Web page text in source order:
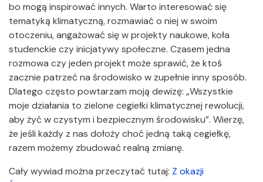
bo mogą inspirować innych. Warto interesować się
tematyką klimatyczną, rozmawiać o niej w swoim
otoczeniu, angażować się w projekty naukowe, koła
studenckie czy inicjatywy społeczne. Czasem jedna
rozmowa czy jeden projekt może sprawić, że ktoś
zacznie patrzeć na środowisko w zupełnie inny sposób.
Dlatego często powtarzam moją dewizę: „Wszystkie
moje działania to zielone cegiełki klimatycznej rewolucji,
aby żyć w czystym i bezpiecznym środowisku”. Wierzę,
że jeśli każdy z nas dołoży choć jedną taką cegiełkę,
razem możemy zbudować realną zmianę.
Cały wywiad można przeczytać tutaj: Z okazji